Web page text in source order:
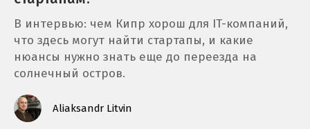
В интервью: чем Кипр хорош для IT-компаний,
что здесь могут найти стартапы, и какие
нюансы нужно знать еще до переезда на
солнечный остров.
Aliaksandr Litvin